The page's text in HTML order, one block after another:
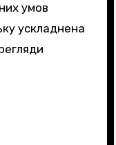
умов
ускладнена